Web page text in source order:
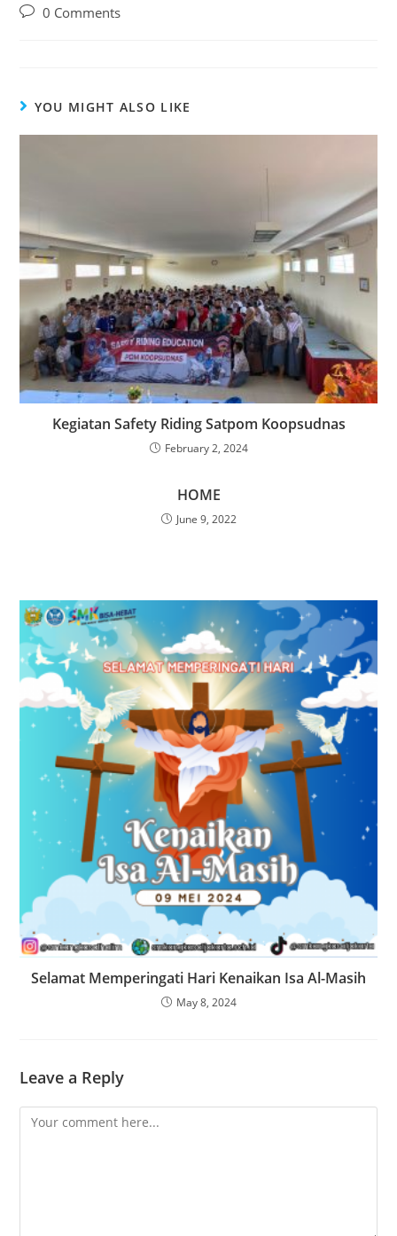
0 Comments
YOU MIGHT ALSO LIKE
Kegiatan Safety Riding Satpom Koopsudnas
February 2, 2024
HOME
June 9, 2022
Selamat Memperingati Hari Kenaikan Isa Al-Masih
May 8, 2024
Leave a Reply